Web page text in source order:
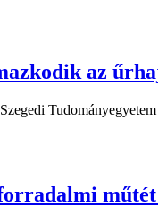
az